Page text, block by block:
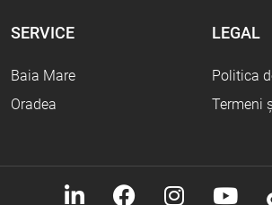
SERVICE
Baia Mare
Oradea
LEGAL
Politica
Termeni